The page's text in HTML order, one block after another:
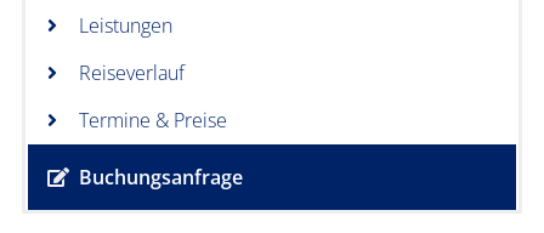
Leistungen
Reiseverlauf
Termine & Preise
Buchungsanfrage